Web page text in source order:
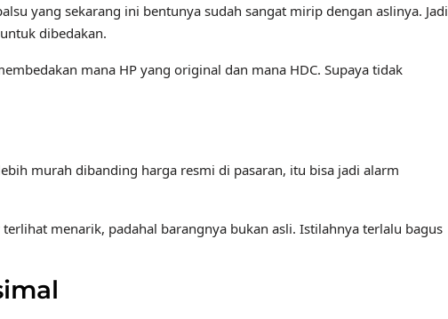
yang sekarang ini bentunya sudah sangat mirip dengan aslinya. Jadi
dibedakan.
mana HP yang original dan mana HDC. Supaya tidak
murah dibanding harga resmi di pasaran, itu bisa jadi alarm
menarik, padahal barangnya bukan asli. Istilahnya terlalu bagus